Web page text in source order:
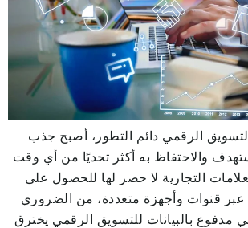
الرقمي دائم التطور، أصبح جذب
والاحتفاظ به أكثر تحديًا من أي وقت
التجارية لا حصر لها للحصول على
عبر قنوات وأجهزة متعددة، من الضروري
مدفوع بالبيانات للتسويق الرقمي يخترق